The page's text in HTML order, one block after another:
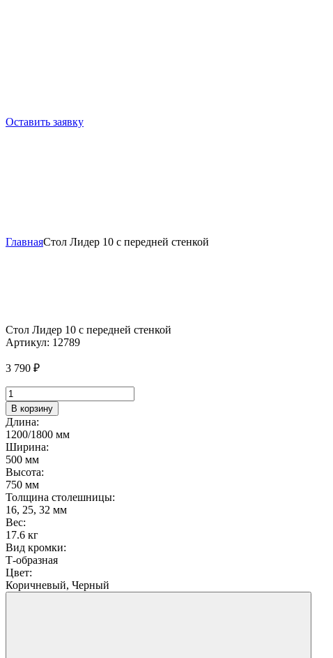
Оставить заявку
ГлавнаяСтол Лидер 10 с передней стенкой
Стол Лидер 10 с передней стенкой
Артикул: 12789
3 790 ₽
Количество
товара
Стол
Лидер
10
с
передней
стенкой
В корзину
Длина:
1200/1800 мм
Ширина:
500 мм
Высота:
750 мм
Толщина столешницы:
16, 25, 32 мм
Вес:
17.6 кг
Вид кромки:
Т-образная
Цвет:
Коричневый, Черный